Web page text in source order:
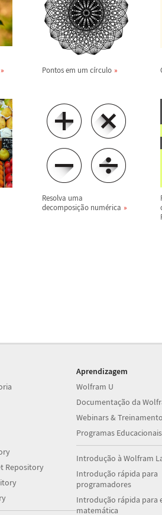
Pontos em um círculo
Resolva uma
decomposição numérica
Repository
Aprendizagem
Wolfram U
Documentação da
Webinars & Treinamento
Programas Educacionais
Introdução à Wolfram
Introdução rápida para
programadores
Introdução rápida para
matemática